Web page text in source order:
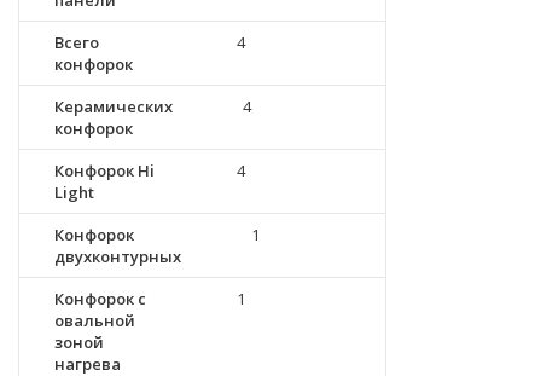
Всего
конфорок
4
Керамических
конфорок
4
Конфорок Hi
Light
4
Конфорок
двухконтурных
1
Конфорок с
овальной
зоной
нагрева
1